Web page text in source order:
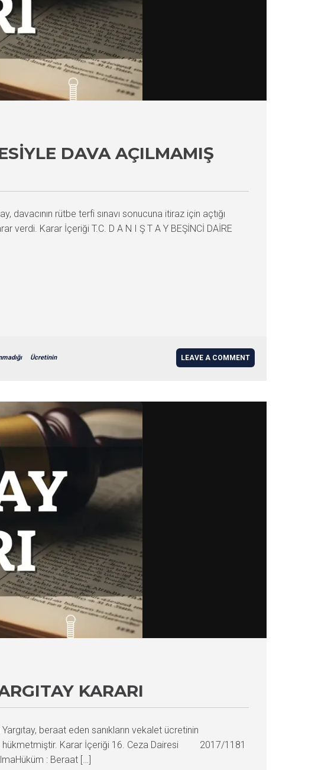
DAVA AÇILMAMIŞ
davacının rütbe terfi sınavı sonucuna itiraz için açtığı
verdi. Karar İçeriği T.C. D A N I Ş T A Y BEŞİNCİ DAİRE
Ücretinin LEAVE A COMMENT
KARARI
beraat eden sanıkların vekalet ücretinin
hükmetmiştir. Karar İçeriği 16. Ceza Dairesi 2017/1181
: Beraat […]